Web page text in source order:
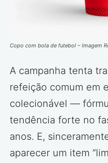
Copo com bola de futebol – Imagem
A campanha tenta
refeição comum em
colecionável —
tendência forte no
anos. E,
aparecer um item